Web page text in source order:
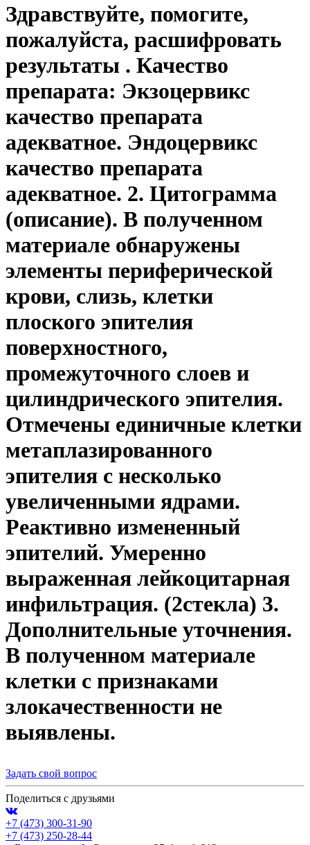
Здравствуйте, помогите,
пожалуйста, расшифровать
результаты . Качество
препарата: Экзоцервикс
качество препарата
адекватное. Эндоцервикс
качество препарата
адекватное. 2. Цитограмма
(описание). В полученном
материале обнаружены
элементы периферической
крови, слизь, клетки
плоского эпителия
поверхностного,
промежуточного слоев и
цилиндрического эпителия.
Отмечены единичные клетки
метаплазированного
эпителия с несколько
увеличенными ядрами.
Реактивно измененный
эпителий. Умеренно
выраженная лейкоцитарная
инфильтрация. (2стекла) 3.
Дополнительные уточнения.
В полученном материале
клетки с признаками
злокачественности не
выявлены.
Задать свой вопрос
Поделиться с друзьями
+7 (473) 300-31-90
+7 (473) 250-28-44